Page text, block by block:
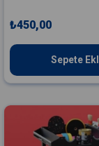
₺450,00
Sepete